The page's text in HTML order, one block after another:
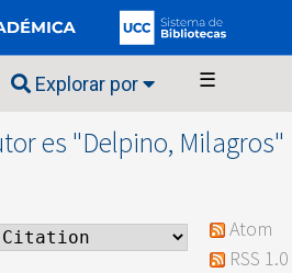
Explorar por ☰
es "Delpino, Milagros"
Atom
RSS 1.0